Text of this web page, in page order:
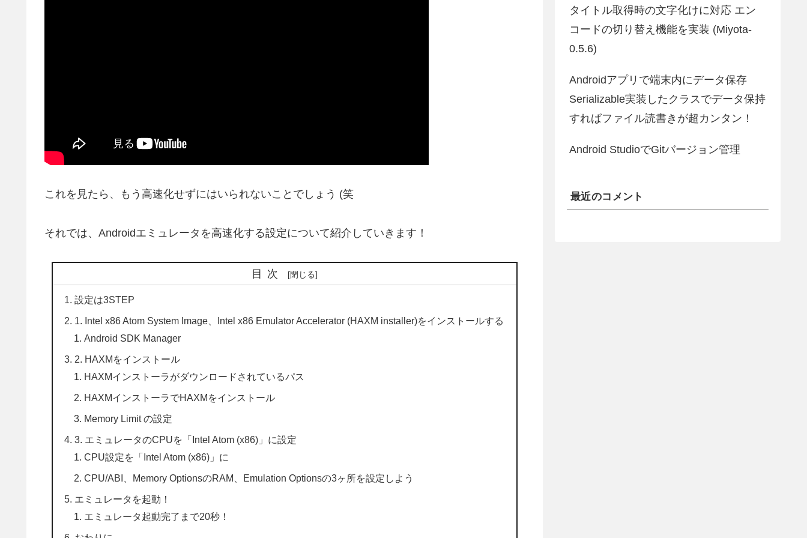
これを見たら、もう高速化せずにはいられないことでしょう (笑
それでは、Androidエミュレータを高速化する設定について紹介していきます！
目次
設定は3STEP
1. Intel x86 Atom System Image、Intel x86 Emulator Accelerator (HAXM installer)をインストールする
Android SDK Manager
2. HAXMをインストール
HAXMインストーラがダウンロードされているパス
HAXMインストーラでHAXMをインストール
Memory Limit の設定
3. エミュレータのCPUを「Intel Atom (x86)」に設定
CPU設定を「Intel Atom (x86)」に
CPU/ABI、Memory OptionsのRAM、Emulation Optionsの3ヶ所を設定しよう
エミュレータを起動！
エミュレータ起動完了まで20秒！
タイトル取得時の文字化けに対応 エン
コードの切り替え機能を実装 (Miyota-
0.5.6)
Androidアプリで端末内にデータ保存
Serializable実装したクラスでデータ保持
すればファイル読書きが超カンタン！
Android StudioでGitバージョン管理
最近のコメント